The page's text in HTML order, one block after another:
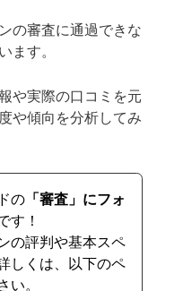
の審査に通過できな
ます。
や実際の口コミを元
や傾向を分析してみ
の「審査」にフォ
す！
の評判や基本スペ
しくは、以下のペ
。